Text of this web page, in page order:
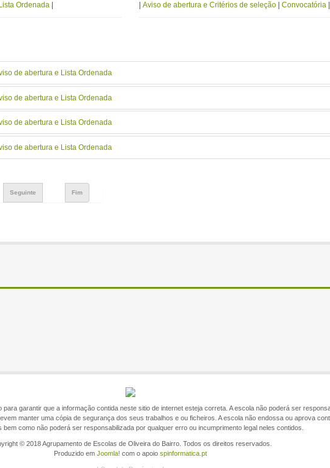
Lista Ordenada Aviso de abertura e Critérios de seleção| Convocatória|
de abertura e Lista Ordenada
de abertura e Lista Ordenada
de abertura e Lista Ordenada
de abertura e Lista Ordenada
Seguinte Fim
garantir que a informação contida neste sitio de internet esteja correta. A escola não poderá ser
manter uma cópia de segurança dos seus trabalhos e ou ficheiros. A escola não endossa ou aprova
bem como não poderá ser responsabilizada por qualquer erro ou incumprimento legal neles contidos.
© 2018 Agrupamento de Escolas de Oliveira do Bairro. Todos os direitos reservados.
Produzido em Joomla! com o apoio spinformatica.pt